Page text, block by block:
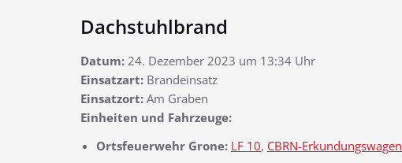
Dachstuhlbrand
Datum: 24. Dezember 2023 um 13:34 Uhr
Einsatzart: Brandeinsatz
Einsatzort: Am Graben
Einheiten und Fahrzeuge:
Ortsfeuerwehr Grone: LF 10, CBRN-Erkundungswagen